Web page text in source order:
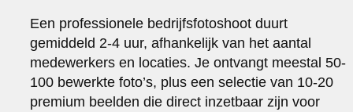
Een professionele bedrijfsfotoshoot duurt
gemiddeld 2-4 uur, afhankelijk van het aantal
medewerkers en locaties. Je ontvangt meestal 50-
100 bewerkte foto’s, plus een selectie van 10-20
premium beelden die direct inzetbaar zijn voor